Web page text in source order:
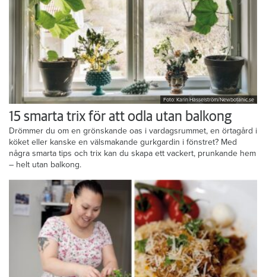
Foto: Karin Hasselström/Newbotanic.se
15 smarta trix för att odla utan balkong
Drömmer du om en grönskande oas i vardagsrummet, en örtagård i
köket eller kanske en välsmakande gurkgardin i fönstret? Med
några smarta tips och trix kan du skapa ett vackert, prunkande hem
– helt utan balkong.